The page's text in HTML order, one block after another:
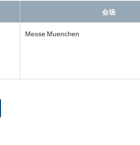
会场
Messe Muenchen